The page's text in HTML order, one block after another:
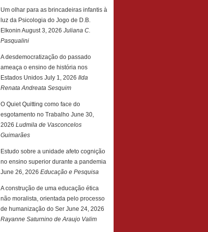
Um olhar para as brincadeiras infantis à
luz da Psicologia do Jogo de D.B.
Elkonin August 3, 2026 Juliana C.
Pasqualini
A desdemocratização do passado
ameaça o ensino de história nos
Estados Unidos July 1, 2026 Ilda
Renata Andreata Sesquim
O Quiet Quitting como face do
esgotamento no Trabalho June 30,
2026 Ludmila de Vasconcelos
Guimarães
Estudo sobre a unidade afeto cognição
no ensino superior durante a pandemia
June 26, 2026 Educação e Pesquisa
A construção de uma educação ética
não moralista, orientada pelo processo
de humanização do Ser June 24, 2026
Rayanne Saturnino de Araujo Valim